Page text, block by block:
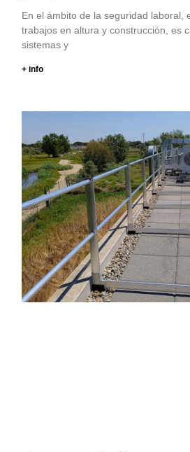
En el ámbito de la seguridad laboral,
trabajos en altura y construcción, es
sistemas y
+ info